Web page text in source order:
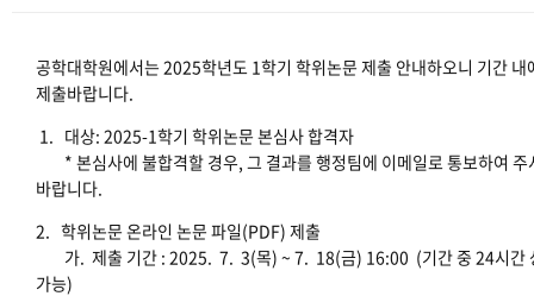
공학대학원에서는 2025학년도 1학기 학위논문 제출 안내하오니 기간 내
제출바랍니다.
1. 대상: 2025-1학기 학위논문 본심사 합격자
* 본심사에 불합격할 경우, 그 결과를 행정팀에 이메일로 통보하여 주
바랍니다.
2. 학위논문 온라인 논문 파일(PDF) 제출
가. 제출 기간 : 2025. 7. 3(목) ~ 7. 18(금) 16:00 (기간 중 24시간
가능)